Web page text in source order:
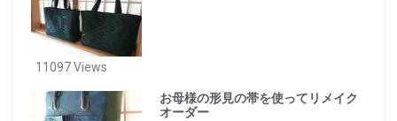
11097 Views
お母様の形見の帯を使ってリメイク
オーダー